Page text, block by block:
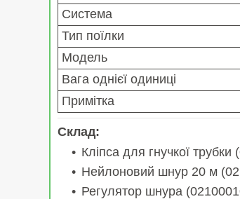
Система
Тип поїлки
Модель
Вага однієї одиниці
Примітка
Склад:
Кліпса для гнучкої трубки
Нейлоновий шнур 20 м
Регулятор шнура